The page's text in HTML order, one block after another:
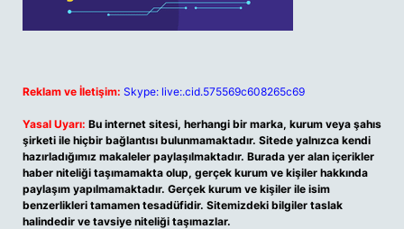
Reklam ve İletişim: Skype: live:.cid.575569c608265c69
Yasal Uyarı: Bu internet sitesi, herhangi bir marka, kurum veya şahıs
şirketi ile hiçbir bağlantısı bulunmamaktadır. Sitede yalnızca kendi
hazırladığımız makaleler paylaşılmaktadır. Burada yer alan içerikler
haber niteliği taşımamakta olup, gerçek kurum ve kişiler hakkında
paylaşım yapılmamaktadır. Gerçek kurum ve kişiler ile isim
benzerlikleri tamamen tesadüfidir. Sitemizdeki bilgiler taslak
halindedir ve tavsiye niteliği taşımazlar.